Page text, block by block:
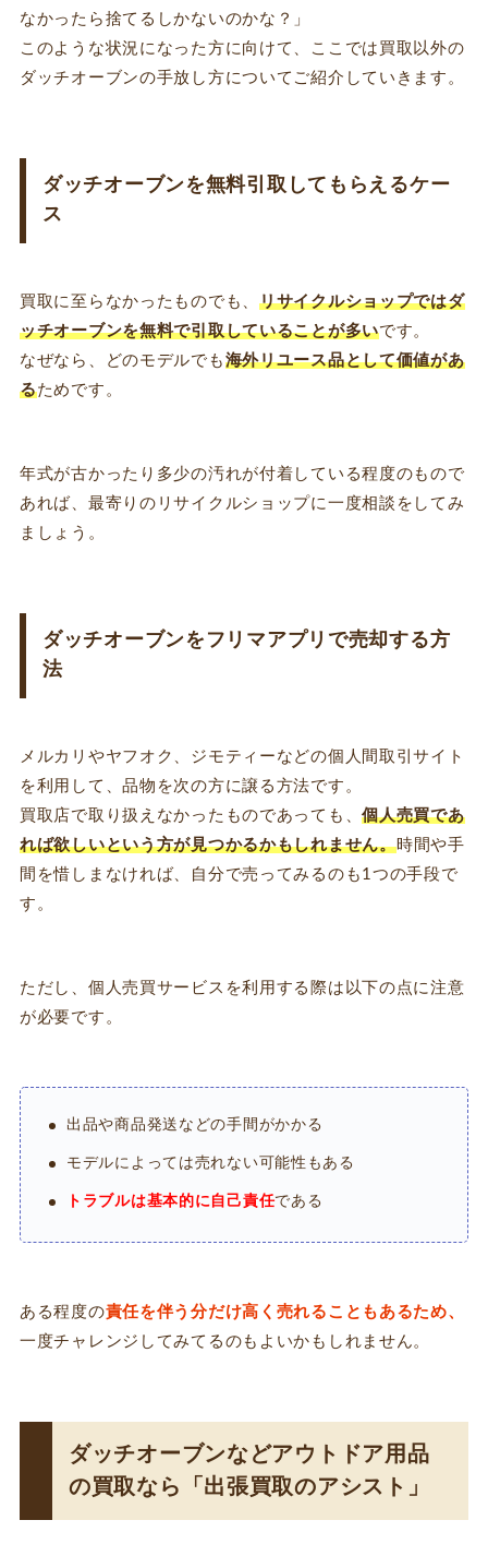
なかったら捨てるしかないのかな？」
このような状況になった方に向けて、ここでは買取以外の
ダッチオーブンの手放し方についてご紹介していきます。
ダッチオーブンを無料引取してもらえるケー
ス
買取に至らなかったものでも、リサイクルショップではダ
ッチオーブンを無料で引取していることが多いです。
なぜなら、どのモデルでも 海外リユース品として価値があ
るためです。
年式が古かったり多少の汚れが付着している程度のもので
あれば、最寄りのリサイクルショップに一度相談をしてみ
ましょう。
ダッチオーブンをフリマアプリで売却する方
法
メルカリやヤフオク、ジモティーなどの個人間取引サイト
を利用して、品物を次の方に譲る方法です。
買取店で取り扱えなかったものであっても、個人売買であ
れば欲しいという方が見つかるかもしれません。時間や手
間を惜しまなければ、自分で売ってみるのも1つの手段で
す。
ただし、個人売買サービスを利用する際は以下の点に注意
が必要です。
出品や商品発送などの手間がかかる
モデルによっては売れない可能性もある
トラブルは基本的に自己責任である
ある程度の責任を伴う分だけ高く売れることもあるため、
一度チャレンジしてみてるのもよいかもしれません。
ダッチオーブンなどアウトドア用品
の買取なら「出張買取のアシスト」